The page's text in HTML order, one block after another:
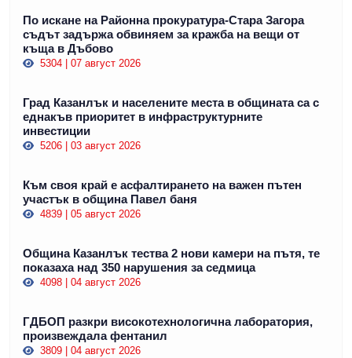
По искане на Районна прокуратура-Стара Загора
съдът задържа обвиняем за кражба на вещи от
къща в Дъбово
5304 | 07 август 2026
Град Казанлък и населените места в общината са с
еднакъв приоритет в инфраструктурните
инвестиции
5206 | 03 август 2026
Към своя край е асфалтирането на важен пътен
участък в община Павел баня
4839 | 05 август 2026
Община Казанлък тества 2 нови камери на пътя, те
показаха над 350 нарушения за седмица
4098 | 04 август 2026
ГДБОП разкри високотехнологична лаборатория,
произвеждала фентанил
3809 | 04 август 2026